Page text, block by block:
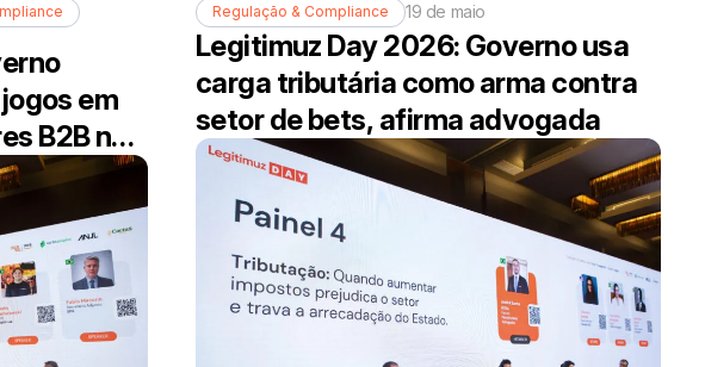
em
B2B no
Regulação & Compliance 19 de maio
Legitimuz Day 2026: Governo usa
carga tributária como arma contra
setor de bets, afirma advogada